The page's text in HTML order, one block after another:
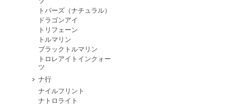
トパーズ（ナチュラル）
ドラゴンアイ
トリフェーン
トルマリン
ブラックトルマリン
トロレアイトインクォー
ツ
ナ行
ナイルフリント
ナトロライト